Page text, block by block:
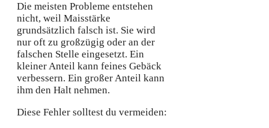
Die meisten Probleme entstehen
nicht, weil Maisstärke
grundsätzlich falsch ist. Sie wird
nur oft zu großzügig oder an der
falschen Stelle eingesetzt. Ein
kleiner Anteil kann feines Gebäck
verbessern. Ein großer Anteil kann
ihm den Halt nehmen.
Diese Fehler solltest du vermeiden: